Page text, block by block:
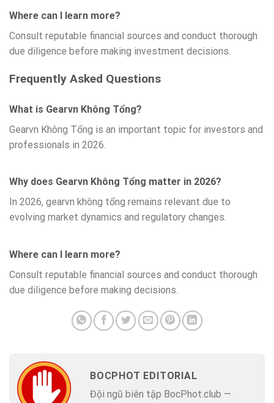
Where can I learn more?
Consult reputable financial sources and conduct thorough
due diligence before making investment decisions.
Frequently Asked Questions
What is Gearvn Không Tổng?
Gearvn Không Tổng is an important topic for investors and
professionals in 2026.
Why does Gearvn Không Tổng matter in 2026?
In 2026, gearvn không tổng remains relevant due to
evolving market dynamics and regulatory changes.
Where can I learn more?
Consult reputable financial sources and conduct thorough
due diligence before making decisions.
BOCPHOT EDITORIAL
Đội ngũ biên tập BocPhot.club —